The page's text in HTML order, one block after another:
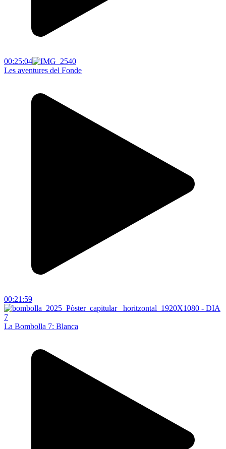
00:25:04
Les aventures del Fonde
00:21:59
La Bombolla 7: Blanca